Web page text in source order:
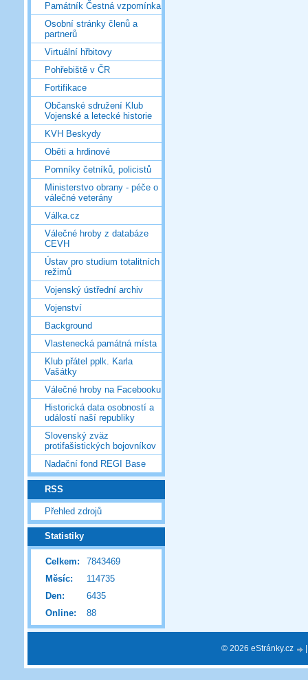
Památník Čestná vzpomínka
Osobní stránky členů a
partnerů
Virtuální hřbitovy
Pohřebiště v ČR
Fortifikace
Občanské sdružení Klub
Vojenské a letecké historie
KVH Beskydy
Oběti a hrdinové
Pomníky četníků, policistů
Ministerstvo obrany - péče o
válečné veterány
Válka.cz
Válečné hroby z databáze
CEVH
Ústav pro studium totalitních
režimů
Vojenský ústřední archiv
Vojenství
Background
Vlastenecká památná místa
Klub přátel pplk. Karla
Vašátky
Válečné hroby na Facebooku
Historická data osobností a
událostí naší republiky
Slovenský zväz
protifašistických bojovníkov
Nadační fond REGI Base
RSS
Přehled zdrojů
Statistiky
Online: 88
Celkem:
7843469
Měsíc:
114735
Den:
6435
© 2026 eStránky.cz